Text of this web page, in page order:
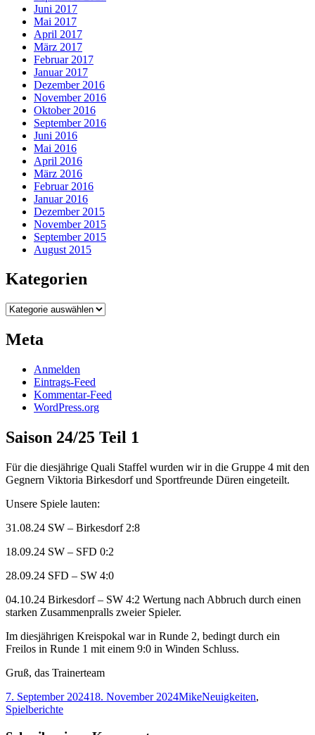
Juni 2017
Mai 2017
April 2017
März 2017
Februar 2017
Januar 2017
Dezember 2016
November 2016
Oktober 2016
September 2016
Juni 2016
Mai 2016
April 2016
März 2016
Februar 2016
Januar 2016
Dezember 2015
November 2015
September 2015
August 2015
Kategorien
Kategorien
Meta
Anmelden
Eintrags-Feed
Kommentar-Feed
WordPress.org
Saison 24/25 Teil 1
Für die diesjährige Quali Staffel wurden wir in die Gruppe 4 mit den
Gegnern Viktoria Birkesdorf und Sportfreunde Düren eingeteilt.
Unsere Spiele lauten:
31.08.24 SW – Birkesdorf 2:8
18.09.24 SW – SFD 0:2
28.09.24 SFD – SW 4:0
04.10.24 Birkesdorf – SW 4:2 Wertung nach Abbruch durch einen
starken Zusammenpralls zweier Spieler.
Im diesjährigen Kreispokal war in Runde 2, bedingt durch ein
Freilos in Runde 1 mit einem 9:0 in Winden Schluss.
Gruß, das Trainerteam
Veröffentlicht
am
7. September 202418. November 2024Autor
MikeKategorien
Neuigkeiten,
Spielberichte